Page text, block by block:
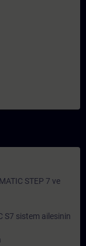
STEP 7 ve
S7 sistem ailesinin